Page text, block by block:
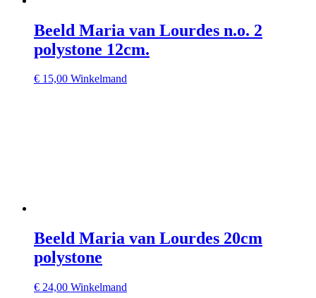
Beeld Maria van Lourdes n.o. 2
polystone 12cm.
€ 15,00 Winkelmand
Beeld Maria van Lourdes 20cm
polystone
€ 24,00 Winkelmand